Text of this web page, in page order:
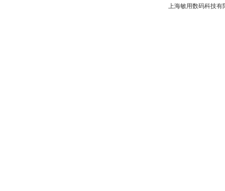
上海敏用数码科技